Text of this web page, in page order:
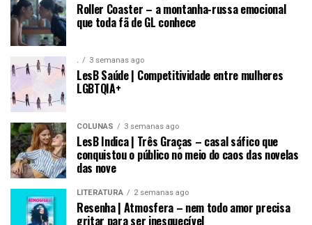
Roller Coaster – a montanha-russa emocional
que toda fã de GL conhece
. 3 semanas ago
LesB Saúde | Competitividade entre mulheres
LGBTQIA+
COLUNAS 3 semanas ago
LesB Indica | Três Graças – casal sáfico que
conquistou o público no meio do caos das novelas
das nove
LITERATURA 2 semanas ago
Resenha | Atmosfera – nem todo amor precisa
gritar para ser inesquecível